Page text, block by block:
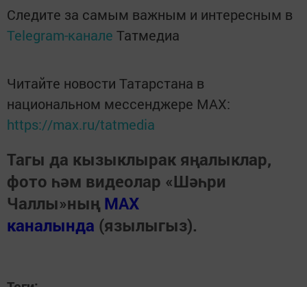
Следите за самым важным и интересным в
Telegram-канале Татмедиа
Читайте новости Татарстана в
национальном мессенджере MАХ:
https://max.ru/tatmedia
Тагы да кызыклырак яңалыклар,
фото һәм видеолар «Шәһри
Чаллы»ның MAX
каналында (язылыгыз).